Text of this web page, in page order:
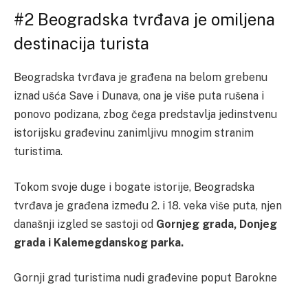
#2 Beogradska tvrđava je omiljena
destinacija turista
Beogradska tvrđava je građena na belom grebenu
iznad ušća Save i Dunava, ona je više puta rušena i
ponovo podizana, zbog čega predstavlja jedinstvenu
istorijsku građevinu zanimljivu mnogim stranim
turistima.
Tokom svoje duge i bogate istorije, Beogradska
tvrđava je građena između 2. i 18. veka više puta, njen
današnji izgled se sastoji od Gornjeg grada, Donjeg
grada i Kalemegdanskog parka.
Gornji grad turistima nudi građevine poput Barokne